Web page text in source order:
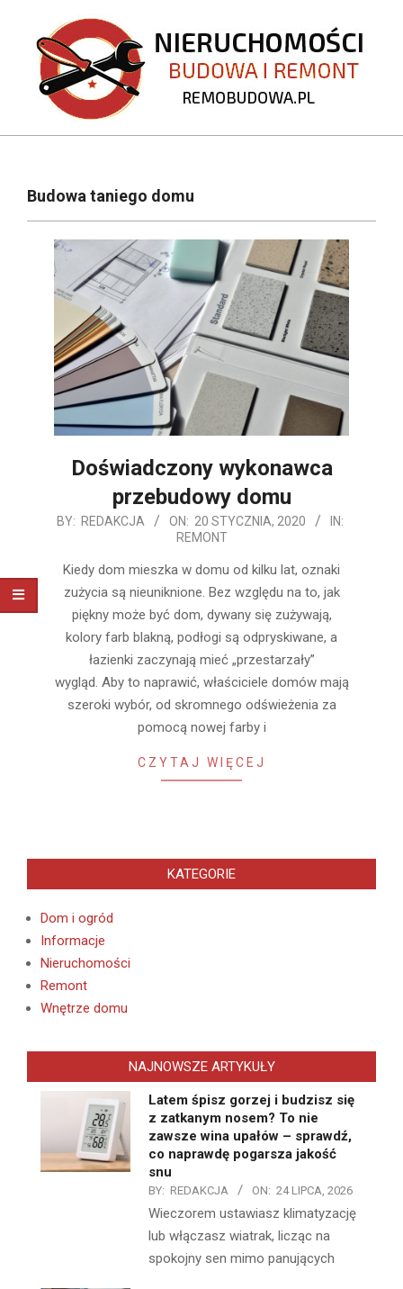
content
REMOBUDOWA.PL
NavigationBudowa taniego domu
Doświadczony wykonawca
przebudowy domu
2020-
20
BY: REDAKCJA ON: 20 STYCZNIA, 2020
IN:
REMONT
Kiedy dom mieszka w domu od kilku lat, oznaki
zużycia są nieuniknione. Bez względu na to, jak
piękny może być dom, dywany się zużywają,
kolory farb blakną, podłogi są odpryskiwane, a
łazienki zaczynają mieć „przestarzały”
wygląd. Aby to naprawić, właściciele domów mają
szeroki wybór, od skromnego odświeżenia za
pomocą nowej farby i
CZYTAJ WIĘCEJ
KATEGORIE
Dom i ogród
Informacje
Nieruchomości
Remont
Wnętrze domu
NAJNOWSZE ARTYKUŁY
Latem śpisz gorzej i budzisz się
z zatkanym nosem? To nie
zawsze wina upałów – sprawdź,
co naprawdę pogarsza jakość
snu
BY: REDAKCJA ON: 24 LIPCA, 2026
Wieczorem ustawiasz klimatyzację
lub włączasz wiatrak, licząc na
spokojny sen mimo panujących